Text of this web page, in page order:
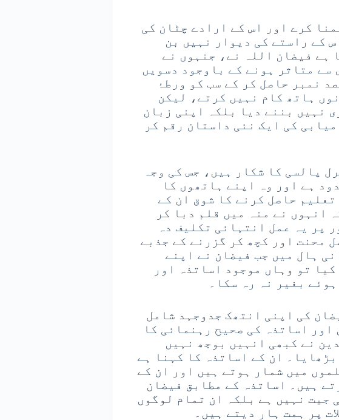
کرے اور اس کے ارادے چٹان کی
کے راستے کی دیوار نہیں بن
ہے فیضان اللہ نے، جنہوں نے
متاثر ہونے کے باوجود دسویں
کے بورڈ امتحانات میں 93 فیصد نمبر حاصل کر کے سب کو ورطۂ
ہاتھ کام نہیں کرتے، لیکن
نہیں بننے دیا بلکہ اپنی زبان
کی ایک نئی داستان رقم کر
پالسی کا شکار ہیں، جس کی وجہ
ہے اور وہ اپنے ہاتھوں کا
حاصل کرنے کا شوق ان کے
انہوں نے منہ میں قلم دبا کر
پر یہ عمل انتہائی تکلیف دہ
محنت اور کچھ کر گزرنے کے جذبے
ہال میں جب فیضان نے اپنے
تو وہاں موجود اساتذہ اور
بغیر نہ رہ سکا۔
کی اپنی انتھک جدوجہد شامل
اساتذہ کی صحیح رہنمائی کا
نے کبھی انہیں بوجھ نہیں
ان کے اساتذہ کا کہنا ہے
میں شمار ہوتے ہیں اور ان کے
ہیں۔ اساتذہ کے مطابق فیضان
جیت نہیں ہے بلکہ ان تمام لوگوں
پر ہمت ہار دیتے ہیں۔